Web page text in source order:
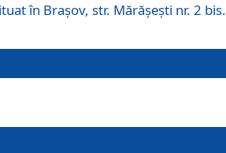
în Braşov, str. Mărăşeşti nr. 2 bis.